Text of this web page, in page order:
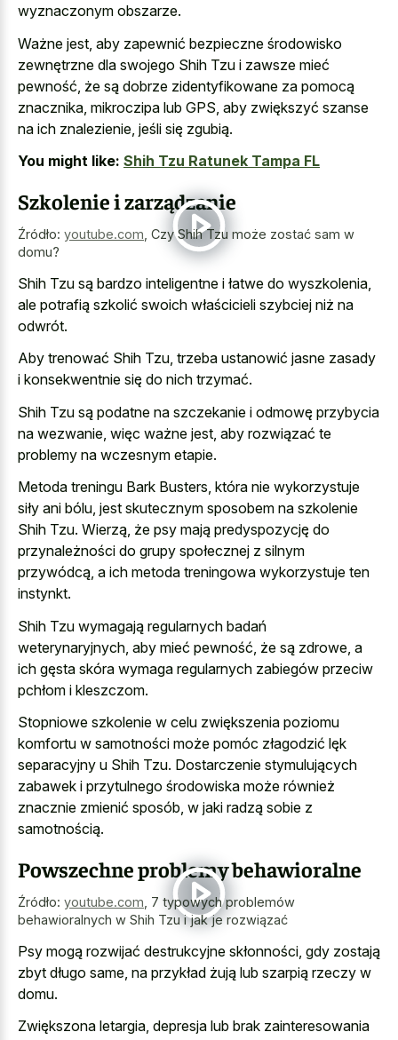
wyznaczonym obszarze.
Ważne jest, aby zapewnić bezpieczne środowisko
zewnętrzne dla swojego Shih Tzu i zawsze mieć
pewność, że są dobrze zidentyfikowane za pomocą
znacznika, mikroczipa lub GPS, aby zwiększyć szanse
na ich znalezienie, jeśli się zgubią.
You might like: Shih Tzu Ratunek Tampa FL
Szkolenie i zarządzanie
Źródło: youtube.com Czy Shih Tzu może zostać sam w
domu?
Shih Tzu są bardzo inteligentne i łatwe do wyszkolenia,
ale potrafią szkolić swoich właścicieli szybciej niż na
odwrót.
Aby trenować Shih Tzu, trzeba ustanowić jasne zasady
i konsekwentnie się do nich trzymać.
Shih Tzu są podatne na szczekanie i odmowę przybycia
na wezwanie, więc ważne jest, aby rozwiązać te
problemy na wczesnym etapie.
Metoda treningu Bark Busters, która nie wykorzystuje
siły ani bólu, jest skutecznym sposobem na szkolenie
Shih Tzu. Wierzą, że psy mają predyspozycję do
przynależności do grupy społecznej z silnym
przywódcą, a ich metoda treningowa wykorzystuje ten
instynkt.
Shih Tzu wymagają regularnych badań
weterynaryjnych, aby mieć pewność, że są zdrowe, a
ich gęsta skóra wymaga regularnych zabiegów przeciw
pchłom i kleszczom.
Stopniowe szkolenie w celu zwiększenia poziomu
komfortu w samotności może pomóc złagodzić lęk
separacyjny u Shih Tzu. Dostarczenie stymulujących
zabawek i przytulnego środowiska może również
znacznie zmienić sposób, w jaki radzą sobie z
samotnością.
Powszechne problemy behawioralne
Źródło: youtube.com 7 typowych problemów
behawioralnych w Shih Tzu i jak je rozwiązać
Psy mogą rozwijać destrukcyjne skłonności, gdy zostają
zbyt długo same, na przykład żują lub szarpią rzeczy w
domu.
Zwiększona letargia, depresja lub brak zainteresowania